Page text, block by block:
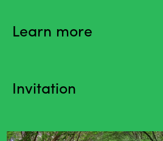
Learn more
Invitation